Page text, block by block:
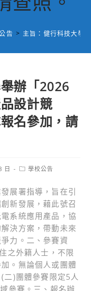
告 > 主旨：健行科技大學
辦「2026
設計競
名參加，請
日
Post學校公告
展署指導，旨在引
新發展，藉此號召
系統應用產品，協
決方案，帶動未來
力。二、參賽資
之外籍人士，不限
。無論個人或團體
二)團體參賽限定5人